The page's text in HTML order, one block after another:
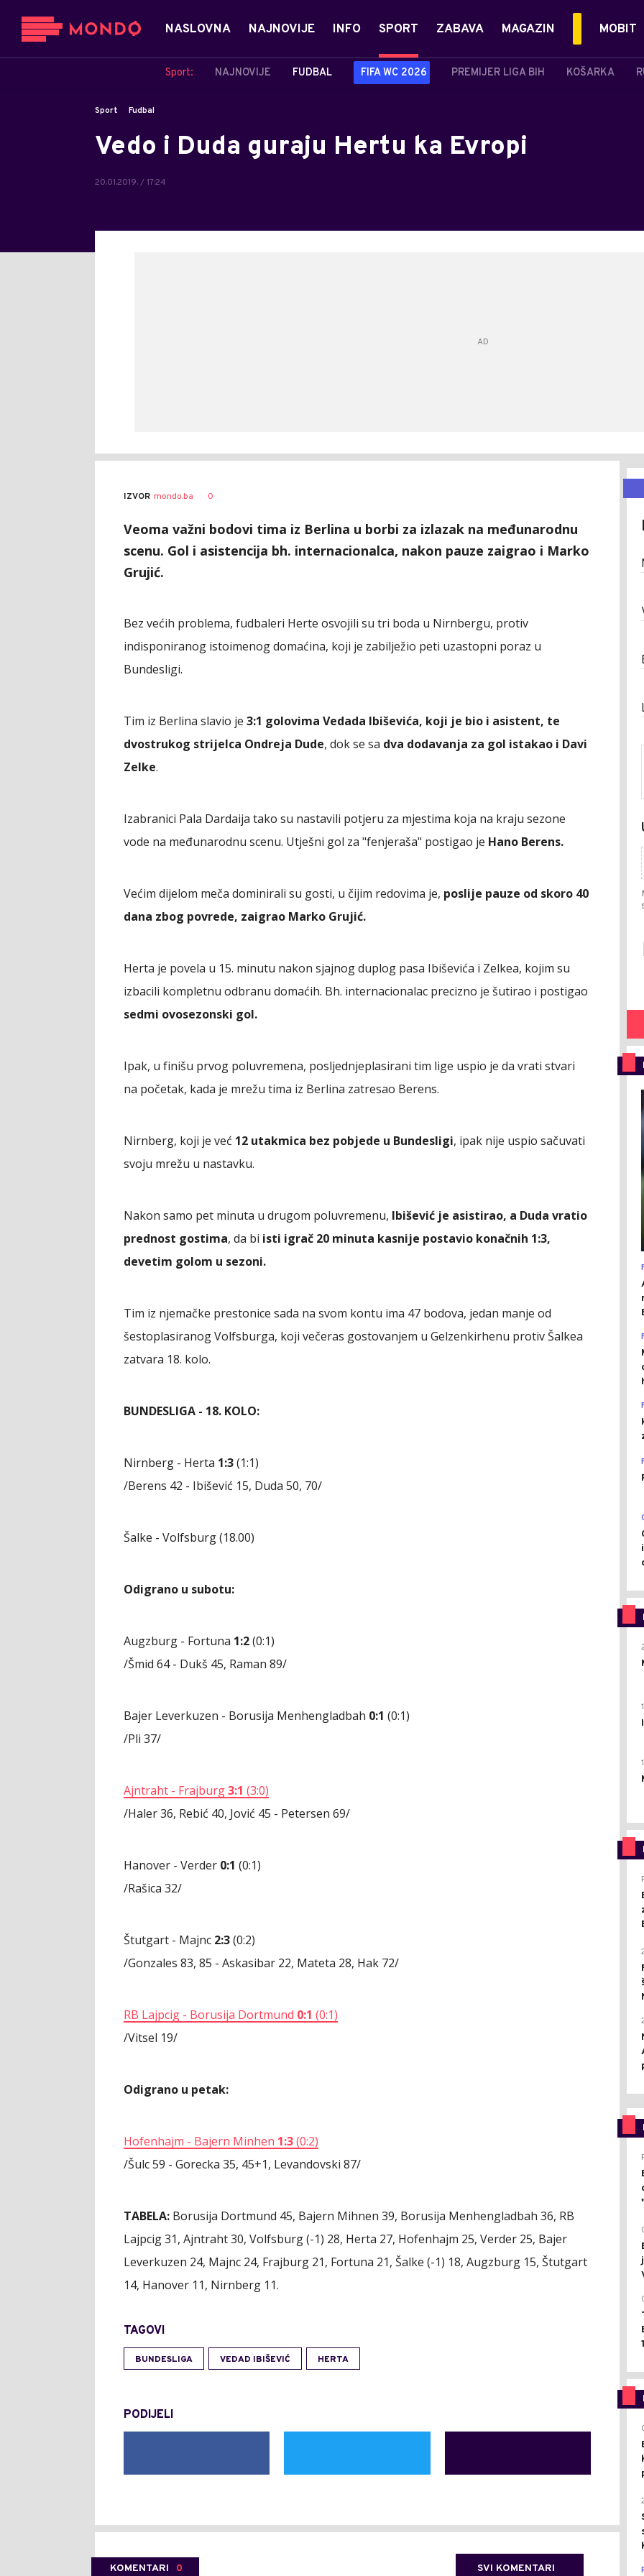
NASLOVNA NAJNOVIJE INFO SPORT
Sport: NAJNOVIJE FUDBAL FIFA WC 2026 PREMIJER LIGA BIH KOŠARKA
ZABAVA MAGAZIN MOBIT
Sport Fudbal
Vedo i Duda guraju Hertu ka Evropi
20.01.2019. / 17:24
IZVOR mondo.ba 0
Veoma važni bodovi tima iz Berlina u borbi za izlazak na međunarodnu
scenu. Gol i asistencija bh. internacionalca, nakon pauze zaigrao i Marko
Grujić.
Bez većih problema, fudbaleri Herte osvojili su tri boda u Nirnbergu, protiv
indisponiranog istoimenog domaćina, koji je zabilježio peti uzastopni poraz u
Bundesligi.
Tim iz Berlina slavio je 3:1 golovima Vedada Ibiševića, koji je bio i asistent, te
dvostrukog strijelca Ondreja Dude, dok se sa dva dodavanja za gol istakao i Davi
Zelke.
Izabranici Pala Dardaija tako su nastavili potjeru za mjestima koja na kraju sezone
vode na međunarodnu scenu. Utješni gol za "fenjeraša" postigao je Hano Berens.
Većim dijelom meča dominirali su gosti, u čijim redovima je, poslije pauze od skoro 40
dana zbog povrede, zaigrao Marko Grujić.
Herta je povela u 15. minutu nakon sjajnog duplog pasa Ibiševića i Zelkea, kojim su
izbacili kompletnu odbranu domaćih. Bh. internacionalac precizno je šutirao i postigao
sedmi ovosezonski gol.
Ipak, u finišu prvog poluvremena, posljednjeplasirani tim lige uspio je da vrati stvari
na početak, kada je mrežu tima iz Berlina zatresao Berens.
Nirnberg, koji je već 12 utakmica bez pobjede u Bundesligi, ipak nije uspio sačuvati
svoju mrežu u nastavku.
Nakon samo pet minuta u drugom poluvremenu, Ibišević je asistirao, a Duda vratio
prednost gostima, da bi isti igrač 20 minuta kasnije postavio konačnih 1:3,
devetim golom u sezoni.
Tim iz njemačke prestonice sada na svom kontu ima 47 bodova, jedan manje od
šestoplasiranog Volfsburga, koji večeras gostovanjem u Gelzenkirhenu protiv Šalkea
zatvara 18. kolo.
BUNDESLIGA - 18. KOLO:
Nirnberg - Herta 1:3(1:1)
/Berens 42 - Ibišević 15, Duda 50, 70/
Šalke - Volfsburg (18.00)
Odigrano u subotu:
Augzburg - Fortuna 1:2(0:1)
/Šmid 64 - Dukš 45, Raman 89/
Bajer Leverkuzen - Borusija Menhengladbah 0:1 (0:1)
/Pli 37/
Ajntraht - Frajburg3:1 (3:0)
/Haler 36, Rebić 40, Jović 45 - Petersen 69/
Hanover - Verder 0:1 (0:1)
/Rašica 32/
Štutgart - Majnc 2:3(0:2)
/Gonzales 83, 85 - Askasibar 22, Mateta 28, Hak 72/
RB Lajpcig - Borusija Dortmund 0:1 (0:1)
/Vitsel 19/
Odigrano u petak:
Hofenhajm - Bajern Minhen 1:3(0:2)
/Šulc 59 - Gorecka 35, 45+1, Levandovski 87/
TABELA: Borusija Dortmund 45, Bajern Mihnen 39, Borusija Menhengladbah 36, RB
Lajpcig 31, Ajntraht 30, Volfsburg (-1) 28, Herta 27, Hofenhajm 25, Verder 25, Bajer
Leverkuzen 24, Majnc 24, Frajburg 21, Fortuna 21, Šalke (-1) 18, Augzburg 15, Štutgart
14, Hanover 11, Nirnberg 11.
TAGOVI
BUNDESLIGA VEDAD IBIŠEVIĆ HERTA
PODIJELI
KOMENTARI 0 SVI KOMENTARI